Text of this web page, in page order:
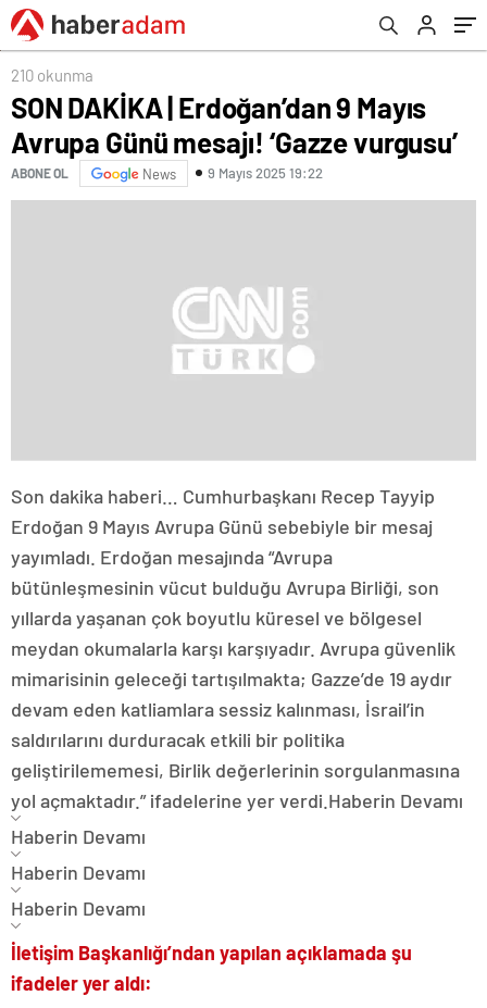
210 okunma
SON DAKİKA | Erdoğan’dan 9 Mayıs
Avrupa Günü mesajı! ‘Gazze vurgusu’
ABONE OL News 9 Mayıs 2025 19:22
Son dakika haberi… Cumhurbaşkanı Recep Tayyip
Erdoğan 9 Mayıs Avrupa Günü sebebiyle bir mesaj
yayımladı. Erdoğan mesajında “Avrupa
bütünleşmesinin vücut bulduğu Avrupa Birliği, son
yıllarda yaşanan çok boyutlu küresel ve bölgesel
meydan okumalarla karşı karşıyadır. Avrupa güvenlik
mimarisinin geleceği tartışılmakta; Gazze’de 19 aydır
devam eden katliamlara sessiz kalınması, İsrail’in
saldırılarını durduracak etkili bir politika
geliştirilememesi, Birlik değerlerinin sorgulanmasına
yol açmaktadır.” ifadelerine yer verdi. Haberin Devamı
Haberin Devamı
Haberin Devamı
Haberin Devamı
İletişim Başkanlığı’ndan yapılan açıklamada şu
ifadeler yer aldı: